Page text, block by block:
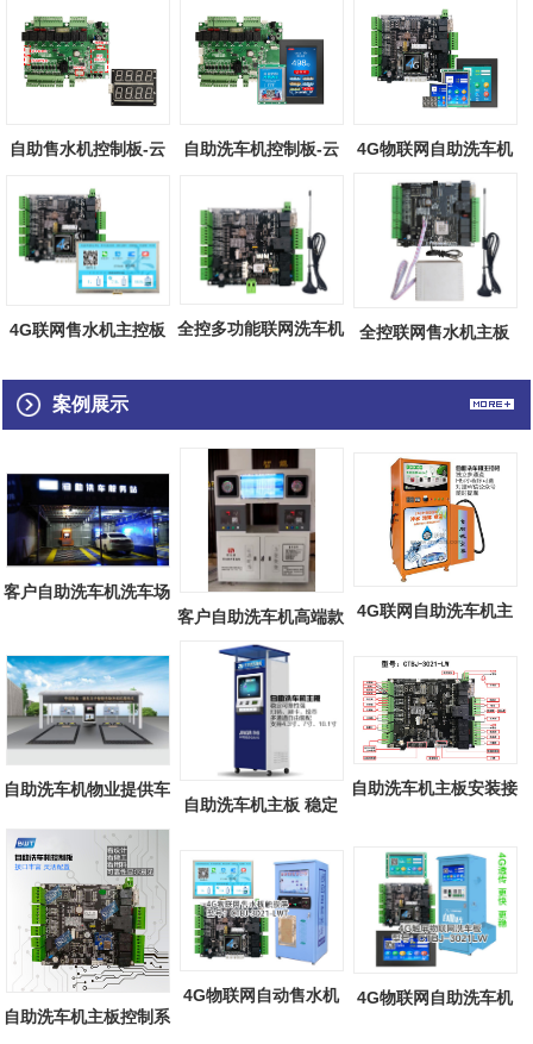
自助售水机控制板-云
端物联
自助洗车机控制板-云
4G物联网自助洗车机
主板（触摸屏...
4G联网售水机主控板
全控多功能联网洗车机
全控联网售水机主板
案例展示
客户自助洗车机洗车场
客户自助洗车机高端款
4G联网自助洗车机主
自助洗车机物业提供车
自助洗车机主板 稳定
自助洗车机主板安装接
自助洗车机主板控制系
4G物联网自动售水机
4G物联网自助洗车机